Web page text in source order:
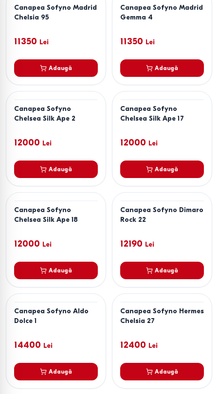
Canapea Sofyno Madrid
Chelsia 95
11350 Lei
Adaugă
Canapea Sofyno Madrid
Gemma 4
11350 Lei
Adaugă
Canapea Sofyno
Chelsea Silk Ape 2
12000 Lei
Adaugă
Canapea Sofyno
Chelsea Silk Ape 17
12000 Lei
Adaugă
Canapea Sofyno
Chelsea Silk Ape 18
12000 Lei
Adaugă
Canapea Sofyno Dimaro
Rock 22
12190 Lei
Adaugă
Canapea Sofyno Aldo
Dolce 1
14400 Lei
Adaugă
Canapea Sofyno Hermes
Chelsia 27
12400 Lei
Adaugă